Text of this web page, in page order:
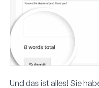
Und das ist alles! Sie